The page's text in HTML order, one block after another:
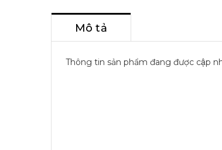
Mô tả
Thông tin sản phẩm đang được cập